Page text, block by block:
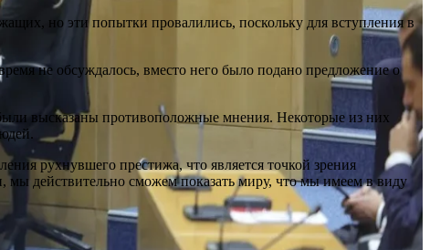
но эти попытки провалились, поскольку для вступления в
не обсуждалось, вместо него было подано предложение о
высказаны противоположные мнения. Некоторые из них
рухнувшего престижа, что является точкой зрения
мы действительно сможем показать миру, что мы имеем в виду